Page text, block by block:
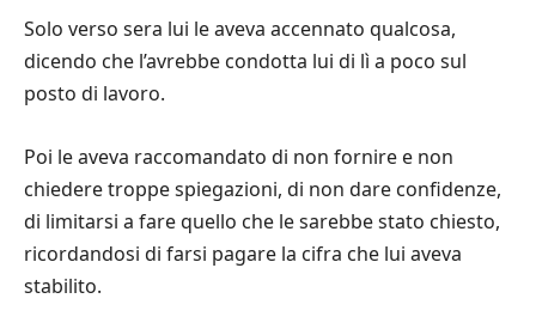
Solo verso sera lui le aveva accennato qualcosa,
dicendo che l’avrebbe condotta lui di lì a poco sul
posto di lavoro.
Poi le aveva raccomandato di non fornire e non
chiedere troppe spiegazioni, di non dare confidenze,
di limitarsi a fare quello che le sarebbe stato chiesto,
ricordandosi di farsi pagare la cifra che lui aveva
stabilito.